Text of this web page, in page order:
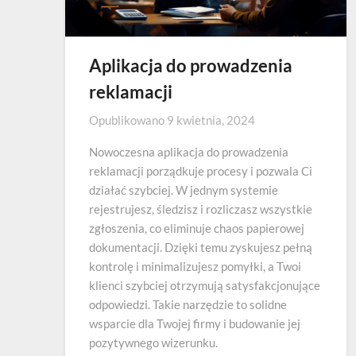
Aplikacja do prowadzenia
reklamacji
Opublikowano 9 kwietnia, 2024
Nowoczesna aplikacja do prowadzenia
reklamacji porządkuje procesy i pozwala Ci
działać szybciej. W jednym systemie
rejestrujesz, śledzisz i rozliczasz wszystkie
zgłoszenia, co eliminuje chaos papierowej
dokumentacji. Dzięki temu zyskujesz pełną
kontrolę i minimalizujesz pomyłki, a Twoi
klienci szybciej otrzymują satysfakcjonujące
odpowiedzi. Takie narzędzie to solidne
wsparcie dla Twojej firmy i budowanie jej
pozytywnego wizerunku.